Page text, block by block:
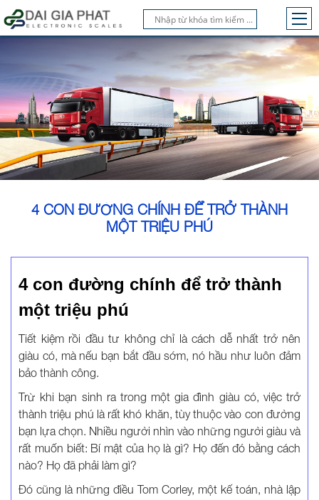
4 CON ĐƯỜNG CHÍNH ĐỂ TRỞ THÀNH
MỘT TRIỆU PHÚ
4 con đường chính để trở thành
một triệu phú
Tiết kiệm rồi đầu tư không chỉ là cách dễ nhất trở nên
giàu có, mà nếu bạn bắt đầu sớm, nó hầu như luôn đảm
bảo thành công.
Trừ khi bạn sinh ra trong một gia đình giàu có, việc trở
thành triệu phú là rất khó khăn, tùy thuộc vào con đường
bạn lựa chọn. Nhiều người nhìn vào những người giàu và
rất muốn biết: Bí mật của họ là gì? Họ đến đó bằng cách
nào? Họ đã phải làm gì?
Đó cũng là những điều Tom Corley, một kế toán, nhà lập